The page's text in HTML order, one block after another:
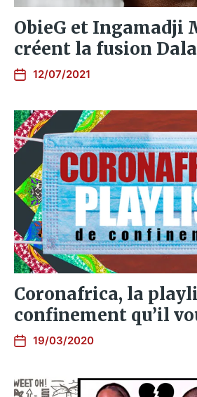
ObieG et Ingamadji
créent la fusion
12/07/2021
Coronafrica, la
confinement qu’il
19/03/2020